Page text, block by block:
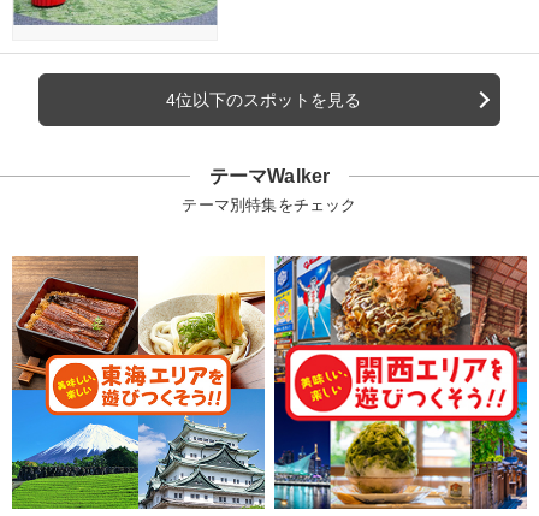
4位以下のスポットを見る
テーマWalker
テーマ別特集をチェック